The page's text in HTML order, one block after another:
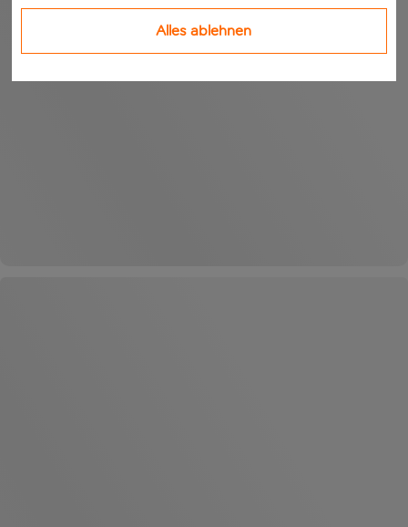
Alles ablehnen